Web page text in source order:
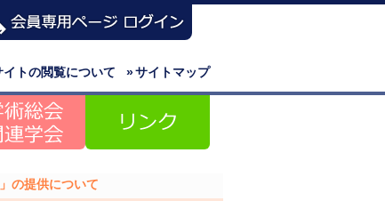
»サイトマップ
イトの閲覧について
の提供について